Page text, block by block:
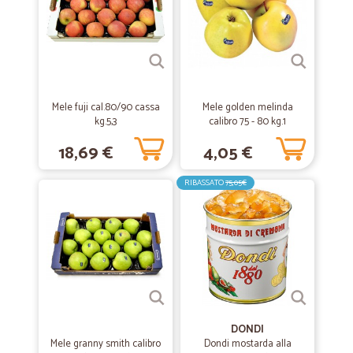
Rapidi nell'essere l'ordine è puntuali nella consegna. Cosa volere di
più? Continuate così!
Tutto
5 stelle sono poche...servizio perfetto,azienda seria puntuale e
precisa!la consiglio!! Ottimo servizio,complimenti,corriere molto
gentile.
Clorofilla R.
Mele fuji cal.80/90 cassa
kg.5,3
18,69 €
Mele golden melinda
calibro 75 - 80 kg.1
4,05 €
Mele granny smith calibro
RIBASSATO75,05€
DONDI
Dondi mostarda alla